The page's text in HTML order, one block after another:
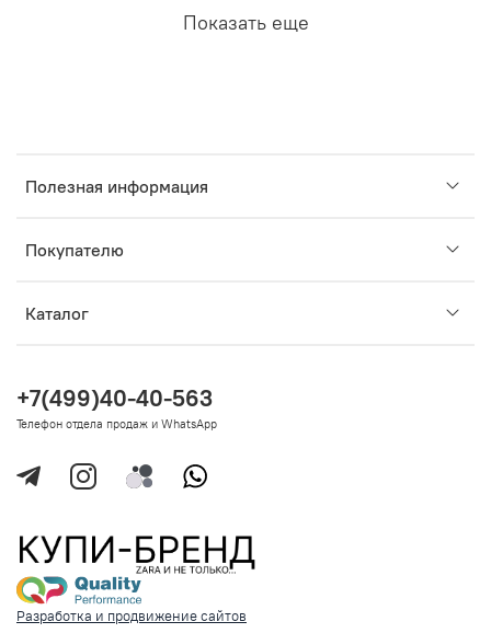
Показать еще
Полезная информация
Покупателю
Каталог
+7(499)40-40-563
Телефон отдела продаж и WhatsApp
Разработка и продвижение сайтов